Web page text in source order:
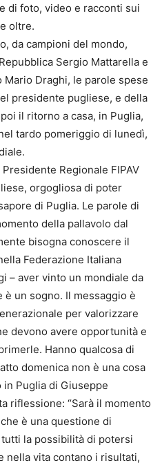
di foto, video e racconti sui
oltre.
da campioni del mondo,
Sergio Mattarella e
Draghi, le parole spese
presidente pugliese, e della
il ritorno a casa, in Puglia,
tardo pomeriggio di lunedì,
Regionale FIPAV
orgogliosa di poter
di Puglia. Le parole di
della pallavolo dal
bisogna conoscere il
Federazione Italiana
– aver vinto un mondiale da
un sogno. Il messaggio è
per valorizzare
devono avere opportunità e
Hanno qualcosa di
domenica non è una cosa
in Puglia di Giuseppe
riflessione: “Sarà il momento
è una questione di
la possibilità di potersi
nella vita contano i risultati,